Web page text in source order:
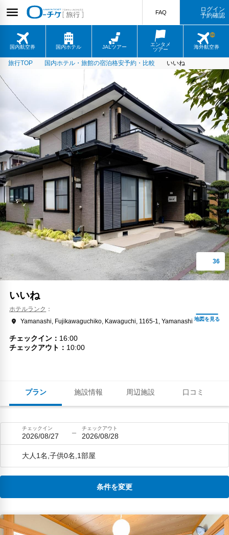
国内航空券 国内ホテル JALツアー
エンタメ
ツアー
海外航空券
FAQ
ログイン
予約確認
旅行TOP 国内ホテル・旅館の宿泊格安予約・比較 いいね
プラン 施設情報 周辺施設 口コミ
いいね
ホテルランク
Yamanashi, Fujikawaguchiko, Kawaguchi, 1165-1, Yamanashi
チェックイン
16:00
チェックアウト
10:00
チェックイン
2026/08/27
チェックアウト
2026/08/28
大人1名,子供0名,1部屋
条件を変更